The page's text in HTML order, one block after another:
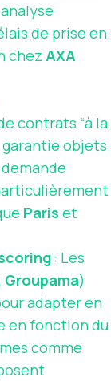
de prise en
chez AXA
contrats “à la
objets
Paris et
: Les
Groupama)
adapter en
en fonction du
comme